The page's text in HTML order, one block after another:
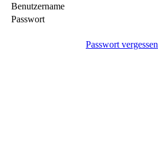
Benutzername
Passwort
Passwort vergessen